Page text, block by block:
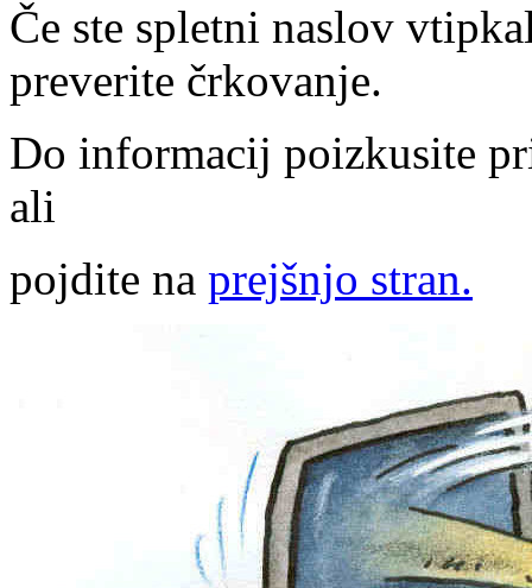
Če ste spletni naslov
preverite črkovanje.
Do informacij poizkusite
ali
pojdite na prejšnjo stran.